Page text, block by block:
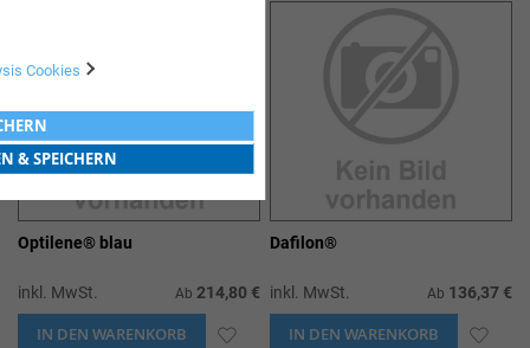
Optilene® blau
inkl. MwSt. Ab 214,80 €
IN DEN WARENKORB ZUR
Dafilon®
inkl. MwSt. Ab 136,37 €
IN DEN WARENKORB ZUR
Cookies
& SPEICHERN